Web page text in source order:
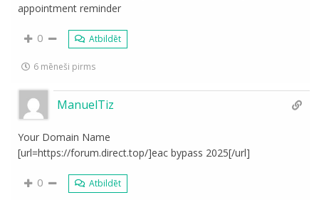
appointment reminder
0 Atbildēt
6 mēneši pirms
ManuelTiz
Your Domain Name
[url=https://forum.direct.top/]eac bypass 2025[/url]
0 Atbildēt